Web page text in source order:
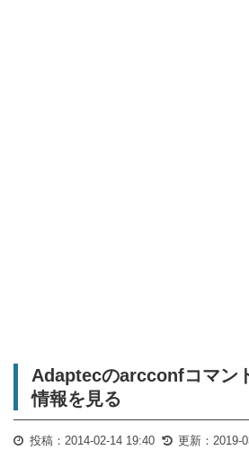
Adaptecのarcconfコマン
情報を見る
投稿： 2014-02-14 19:40 更新： 2019-